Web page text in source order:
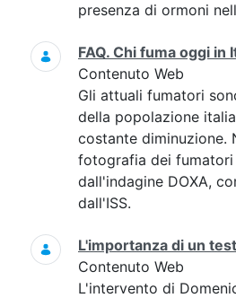
presenza di ormoni
FAQ. Chi fuma oggi in
Contenuto Web
Gli attuali fumatori
della popolazione
costante diminuzione.
fotografia dei
dall'indagine DOXA,
dall'ISS.
L'importanza di un
Contenuto Web
L'intervento di